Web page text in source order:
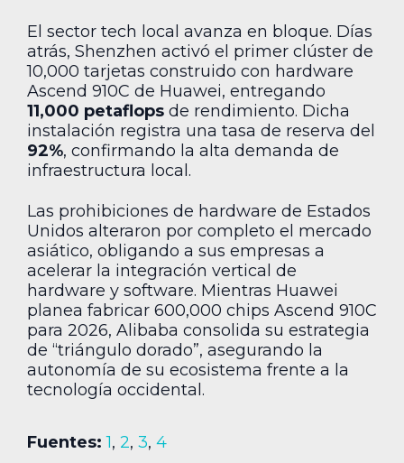
El sector tech local avanza en bloque. Días
atrás, Shenzhen activó el primer clúster de
10,000 tarjetas construido con hardware
Ascend 910C de Huawei, entregando
11,000 petaflops de rendimiento. Dicha
instalación registra una tasa de reserva del
92%, confirmando la alta demanda de
infraestructura local.
Las prohibiciones de hardware de Estados
Unidos alteraron por completo el mercado
asiático, obligando a sus empresas a
acelerar la integración vertical de
hardware y software. Mientras Huawei
planea fabricar 600,000 chips Ascend 910C
para 2026, Alibaba consolida su estrategia
de “triángulo dorado”, asegurando la
autonomía de su ecosistema frente a la
tecnología occidental.
Fuentes: 1, 2, 3, 4